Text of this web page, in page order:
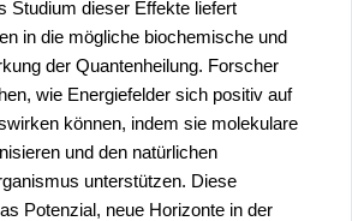
Studium dieser Effekte liefert
in die mögliche biochemische und
der Quantenheilung. Forscher
wie Energiefelder sich positiv auf
können, indem sie molekulare
und den natürlichen
unterstützen. Diese
Potenzial, neue Horizonte in der